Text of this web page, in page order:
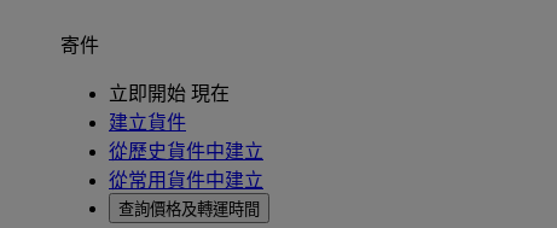
寄件
立即開始 現在
建立貨件
從歷史貨件中建立
從常用貨件中建立
查詢價格及轉運時間